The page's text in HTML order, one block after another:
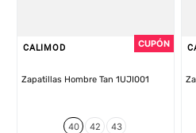
CALIMOD
Zapatillas Hombre Tan 1UJI001
40 42 43